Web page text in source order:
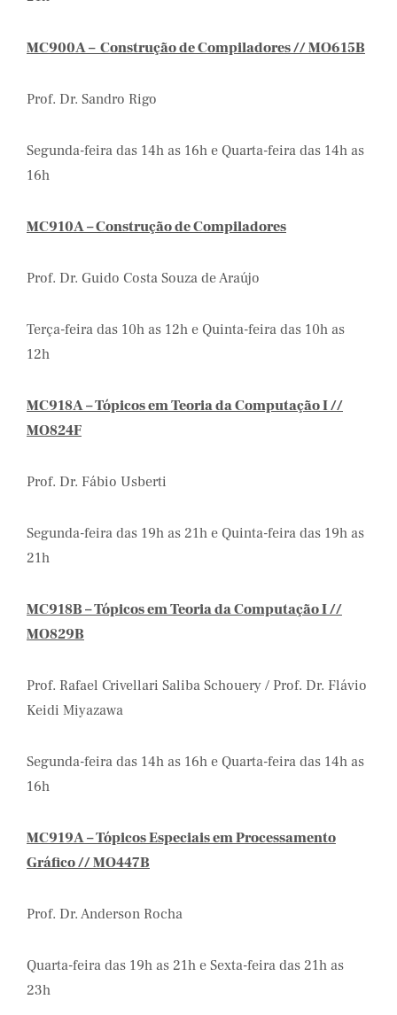
MC900A – Construção de Compiladores // MO615B
Prof. Dr. Sandro Rigo
Segunda-feira das 14h as 16h e Quarta-feira das 14h as
16h
MC910A – Construção de Compiladores
Prof. Dr. Guido Costa Souza de Araújo
Terça-feira das 10h as 12h e Quinta-feira das 10h as
12h
MC918A – Tópicos em Teoria da Computação I //
MO824F
Prof. Dr. Fábio Usberti
Segunda-feira das 19h as 21h e Quinta-feira das 19h as
21h
MC918B – Tópicos em Teoria da Computação I //
MO829B
Prof. Rafael Crivellari Saliba Schouery / Prof. Dr. Flávio
Keidi Miyazawa
Segunda-feira das 14h as 16h e Quarta-feira das 14h as
16h
MC919A – Tópicos Especiais em Processamento
Gráfico // MO447B
Prof. Dr. Anderson Rocha
Quarta-feira das 19h as 21h e Sexta-feira das 21h as
23h